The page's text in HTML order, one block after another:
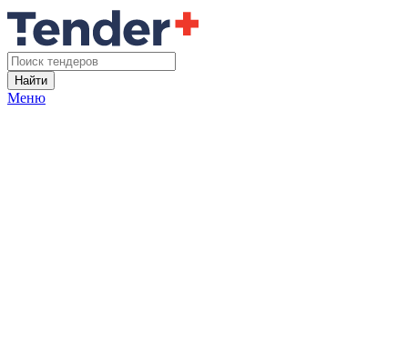
Найти
Меню